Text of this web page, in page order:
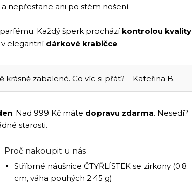
nepřestane ani po stém nošení.
Každý šperk prochází kontrolou kvality
v elegantní dárkové krabičce.
zabalené. Co víc si přát? – Kateřina B.
. Nad 999 Kč máte dopravu zdarma. Nesedí?
starosti.
Proč nakoupit u nás
Stříbrné náušnice ČTYŘLÍSTEK se zirkony (0.8
cm, váha pouhých 2.45 g)